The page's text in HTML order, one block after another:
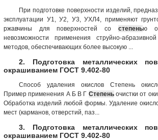
При подготовке поверхности изделий,
эксплуатации У1, У2, У3, УХЛ4, применяют
ржавчины для поверхностей со степенью
невозможности применения струйно-
методов, обеспечивающих более высокую ...
2. Подготовка металлических
окрашиванием ГОСТ 9.402-80
Способ удаления окислов Степень
Пример применения А Б В Г Степеньочистки от
Обработка изделий любой формы. Удаление
мест (карманов, отверстий, паз...
3. Подготовка металлических
окрашиванием ГОСТ 9.402-80